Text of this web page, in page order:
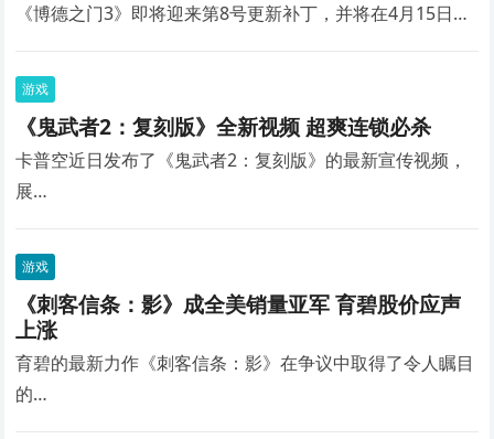
《博德之门3》即将迎来第8号更新补丁，并将在4月15日…
游戏
《鬼武者2：复刻版》全新视频 超爽连锁必杀
卡普空近日发布了《鬼武者2：复刻版》的最新宣传视频，
展…
游戏
《刺客信条：影》成全美销量亚军 育碧股价应声
上涨
育碧的最新力作《刺客信条：影》在争议中取得了令人瞩目
的…